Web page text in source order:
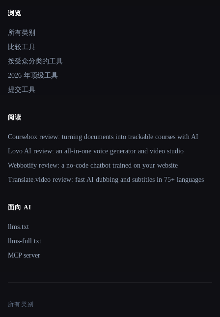
Site navigation
浏览
所有类别
比较工具
按受众分类的工具
2026 年顶级工具
提交工具
阅读
Coursebox review: turning documents into trackable courses with AI
Lovo AI review: an all-in-one voice generator and video studio
Webbotify review: a no-code chatbot trained on your website
Translate.video review: fast AI dubbing and subtitles in 75+ languages
面向 AI
llms.txt
llms-full.txt
MCP server
所有类别